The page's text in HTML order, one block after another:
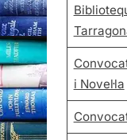
i Novel·la